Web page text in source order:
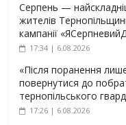
Серпень —
жителів
кампанії
17:34 | 6.08.2026
«Після поранення
повернутися до
тернопільського
17:26 | 6.08.2026